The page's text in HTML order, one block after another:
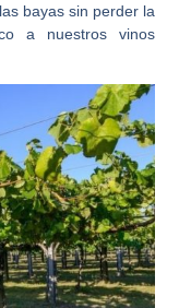
bayas sin perder la
a nuestros vinos